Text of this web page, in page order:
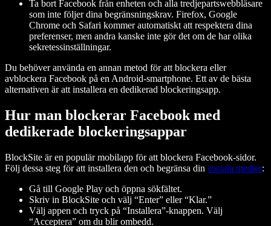
Ta bort Facebook från enheten och alla tredjepartswebbläsare
som inte följer dina begränsningskrav. Firefox, Google
Chrome och Safari kommer automatiskt att respektera dina
preferenser, men andra kanske inte gör det om de har olika
sekretessinställningar.
Du behöver använda en annan metod för att blockera eller
avblockera Facebook på en Android-smartphone. Ett av de bästa
alternativen är att installera en dedikerad blockeringsapp.
Hur man blockerar Facebook med
dedikerade blockeringsappar
BlockSite är en populär mobilapp för att blockera Facebook-sidor.
Följ dessa steg för att installera den och begränsa din sociala medier:
Gå till Google Play och öppna sökfältet.
Skriv in BlockSite och välj “Enter” eller “Klar.”
Välj appen och tryck på “Installera”-knappen. Välj
“Acceptera” om du blir ombedd.